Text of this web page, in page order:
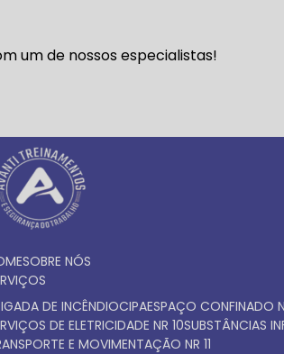
um de nossos especialistas!
SOBRE NÓS
DE INCÊNDIO CIPA ESPAÇO CONFINADO
DE ELETRICIDADE NR 10 SUBSTÂNCIAS
E MOVIMENTAÇÃO NR 11